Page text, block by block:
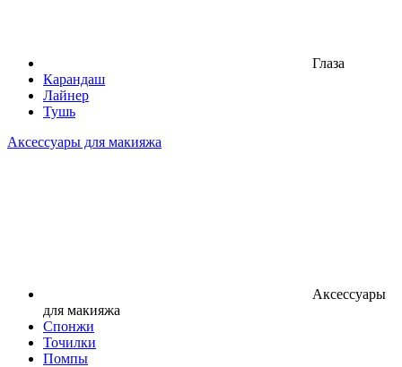
Глаза
Карандаш
Лайнер
Тушь
Аксессуары для макияжа
Аксессуары
для макияжа
Спонжи
Точилки
Помпы